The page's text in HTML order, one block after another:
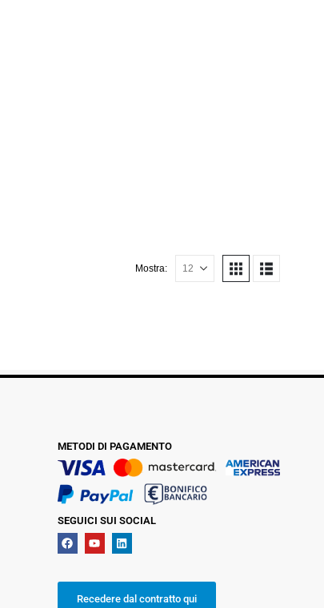
Mostra:
METODI DI PAGAMENTO
SEGUICI SUI SOCIAL
Recedere dal contratto qui